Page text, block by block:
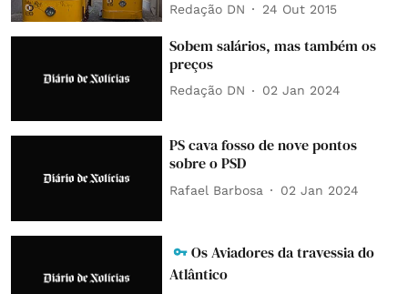
Redação DN 24 Out 2015
Sobem salários, mas também os
preços
Redação DN 02 Jan 2024
PS cava fosso de nove pontos
sobre o PSD
Rafael Barbosa 02 Jan 2024
Os Aviadores da travessia do
Atlântico